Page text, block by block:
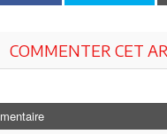
COMMENTER CET